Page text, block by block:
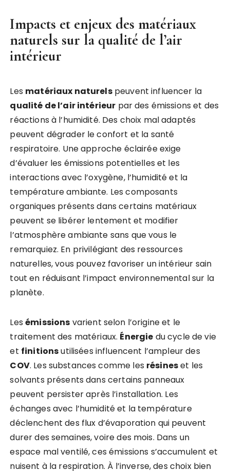
Impacts et enjeux des matériaux
naturels sur la qualité de l’air
intérieur
Les matériaux naturelspeuvent influencer la
qualité de l’air intérieur par des émissions et des
réactions à l’humidité. Des choix mal adaptés
peuvent dégrader le confort et la santé
respiratoire. Une approche éclairée exige
d’évaluer les émissions potentielles et les
interactions avec l’oxygène, l’humidité et la
température ambiante. Les composants
organiques présents dans certains matériaux
peuvent se libérer lentement et modifier
l’atmosphère ambiante sans que vous le
remarquiez. En privilégiant des ressources
naturelles, vous pouvez favoriser un intérieur sain
tout en réduisant l’impact environnemental sur la
planète.
Lesémissions varient selon l’origine et le
traitement des matériaux. Énergie du cycle de vie
et finitionsutilisées influencent l’ampleur des
COV. Les substances comme les résineset les
solvants présents dans certains panneaux
peuvent persister après l’installation. Les
échanges avec l’humidité et la température
déclenchent des flux d’évaporation qui peuvent
durer des semaines, voire des mois. Dans un
espace mal ventilé, ces émissions s’accumulent et
nuisent à la respiration. À l’inverse, des choix bien